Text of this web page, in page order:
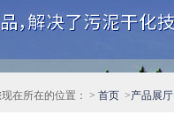
在所在的位置： > 首页 >产品展厅